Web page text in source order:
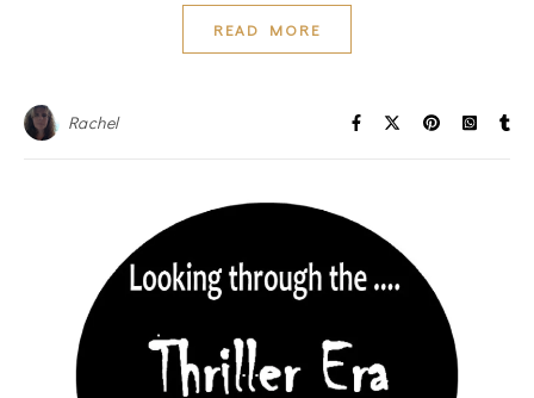
READ MORE
Rachel